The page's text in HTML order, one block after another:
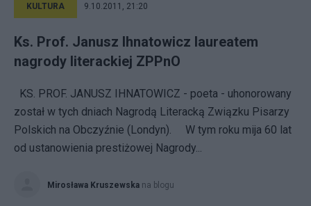
KULTURA 9.10.2011, 21:20
Ks. Prof. Janusz Ihnatowicz laureatem
nagrody literackiej ZPPnO
KS. PROF. JANUSZ IHNATOWICZ - poeta - uhonorowany
został w tych dniach Nagrodą Literacką Związku Pisarzy
Polskich na Obczyźnie (Londyn). W tym roku mija 60 lat
od ustanowienia prestiżowej Nagrody...
Mirosława Kruszewska na blogu